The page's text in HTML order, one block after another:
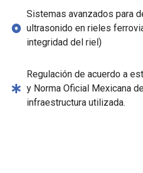
Sistemas avanzados para
ultrasonido en rieles
integridad del riel)
Regulación de acuerdo a
y Norma Oficial Mexicana
infraestructura utilizada.